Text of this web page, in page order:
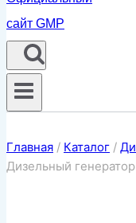
Главная / Каталог /
Дизельный